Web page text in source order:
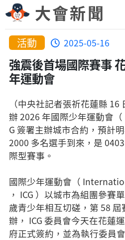
大會新聞
活動 2025-05-16
強震後首場國際賽事
年運動會
（中央社記者張祈花蓮縣
辦 2026 年國際少年運動會（
G 簽署主辦城市合約，預計
2000 多名選手到來，是
際型賽事。
國際少年運動會（
， ICG ）以城市為組團參賽
歲青少年相互切磋，第 58
辦， ICG 委員會今天在花蓮
府正式簽約，並為執行委員